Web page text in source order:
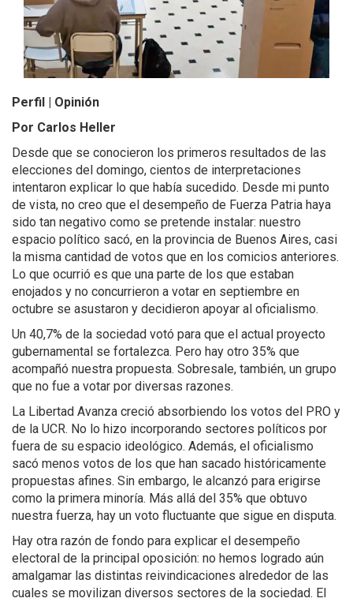
Perfil | Opinión
Por Carlos Heller
Desde que se conocieron los primeros resultados de las
elecciones del domingo, cientos de interpretaciones
intentaron explicar lo que había sucedido. Desde mi punto
de vista, no creo que el desempeño de Fuerza Patria haya
sido tan negativo como se pretende instalar: nuestro
espacio político sacó, en la provincia de Buenos Aires, casi
la misma cantidad de votos que en los comicios anteriores.
Lo que ocurrió es que una parte de los que estaban
enojados y no concurrieron a votar en septiembre en
octubre se asustaron y decidieron apoyar al oficialismo.
Un 40,7% de la sociedad votó para que el actual proyecto
gubernamental se fortalezca. Pero hay otro 35% que
acompañó nuestra propuesta. Sobresale, también, un grupo
que no fue a votar por diversas razones.
La Libertad Avanza creció absorbiendo los votos del PRO y
de la UCR. No lo hizo incorporando sectores políticos por
fuera de su espacio ideológico. Además, el oficialismo
sacó menos votos de los que han sacado históricamente
propuestas afines. Sin embargo, le alcanzó para erigirse
como la primera minoría. Más allá del 35% que obtuvo
nuestra fuerza, hay un voto fluctuante que sigue en disputa.
Hay otra razón de fondo para explicar el desempeño
electoral de la principal oposición: no hemos logrado aún
amalgamar las distintas reivindicaciones alrededor de las
cuales se movilizan diversos sectores de la sociedad. El